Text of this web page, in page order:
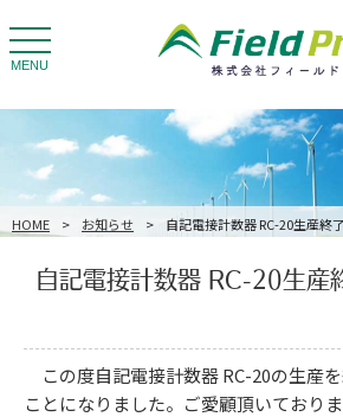
toggle
navigation
MENU
HOME > お知らせ > 自記電接計数器 RC-20生産終
自記電接計数器 RC-20生産
この度自記電接計数器 RC-20の生産
ことになりました。ご愛顧頂いており